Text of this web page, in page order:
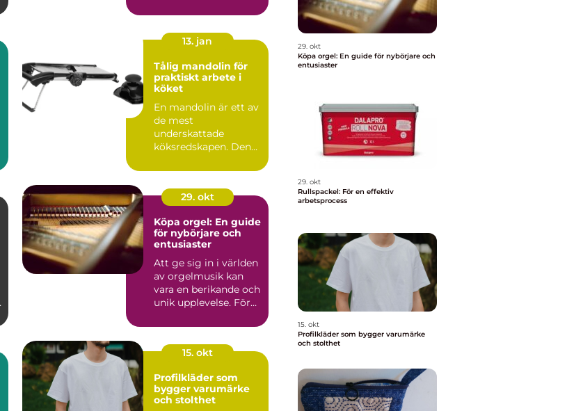
13. jan
Tålig mandolin för
praktiskt arbete i
köket
En mandolin är ett av
de mest
underskattade
köksredskapen. Den
drama...
29. okt
Köpa orgel: En guide
för nybörjare och
entusiaster
Att ge sig in i världen
av orgelmusik kan
vara en berikande och
unik upplevelse. För
15. okt
Profilkläder som
bygger varumärke
och stolthet
29. okt
Köpa orgel: En guide för nybörjare och
entusiaster
29. okt
Rullspackel: För en effektiv
arbetsprocess
15. okt
Profilkläder som bygger varumärke
och stolthet